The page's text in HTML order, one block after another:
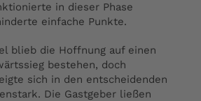
in dieser Phase
einfache Punkte.
blieb die Hoffnung auf einen
bestehen, doch
sich in den entscheidenden
Die Gastgeber ließen